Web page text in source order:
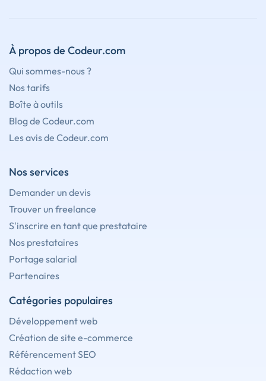
À propos de Codeur.com
Qui sommes-nous ?
Nos tarifs
Boîte à outils
Blog de Codeur.com
Les avis de Codeur.com
Nos services
Demander un devis
Trouver un freelance
S'inscrire en tant que prestataire
Nos prestataires
Portage salarial
Partenaires
Catégories populaires
Développement web
Création de site e-commerce
Référencement SEO
Rédaction web